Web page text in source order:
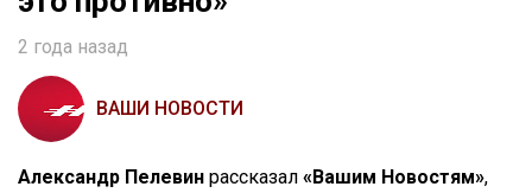
2 года назад
ВАШИ НОВОСТИ
Александр Пелевин рассказал «Вашим Новостям»,